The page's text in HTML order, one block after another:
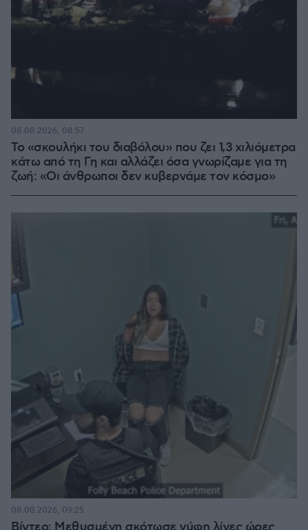
Το «σκουλήκι του διαβόλου» που ζει 1,3 χιλιόμετρα
κάτω από τη Γη και αλλάζει όσα γνωρίζαμε για τη
ζωή: «Οι άνθρωποι δεν κυβερνάμε τον κόσμο»
08.08.2026, 08:57
08.08.2026, 09:25